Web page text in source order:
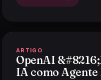
ARTIGO
OpenAI
IA como